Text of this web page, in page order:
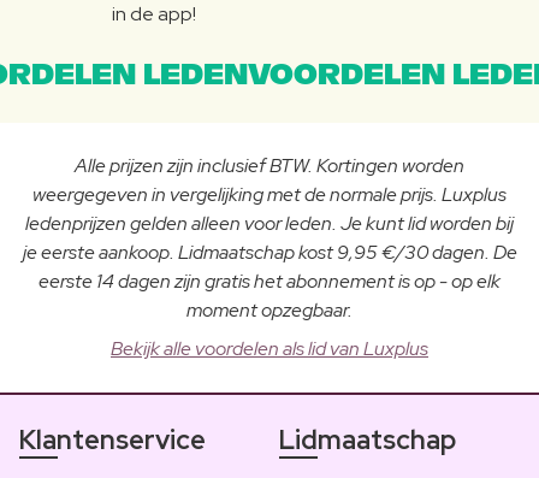
in de app!
LEDENVOORDELEN
Alle prijzen zijn inclusief BTW. Kortingen worden
weergegeven in vergelijking met de normale prijs. Luxplus
ledenprijzen gelden alleen voor leden. Je kunt lid worden bij
je eerste aankoop. Lidmaatschap kost 9,95 €/30 dagen. De
eerste 14 dagen zijn gratis het abonnement is op - op elk
moment opzegbaar.
Bekijk alle voordelen als lid van Luxplus
Klantenservice Lidmaatschap